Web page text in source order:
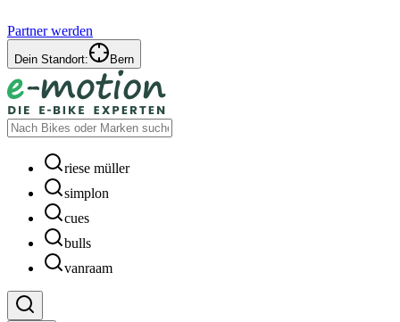
Partner werden
Dein Standort: Bern
riese müller
simplon
cues
bulls
vanraam